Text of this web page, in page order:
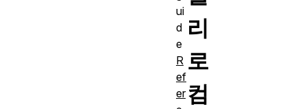
리
로
컴
ui
d
e
R
ef
er